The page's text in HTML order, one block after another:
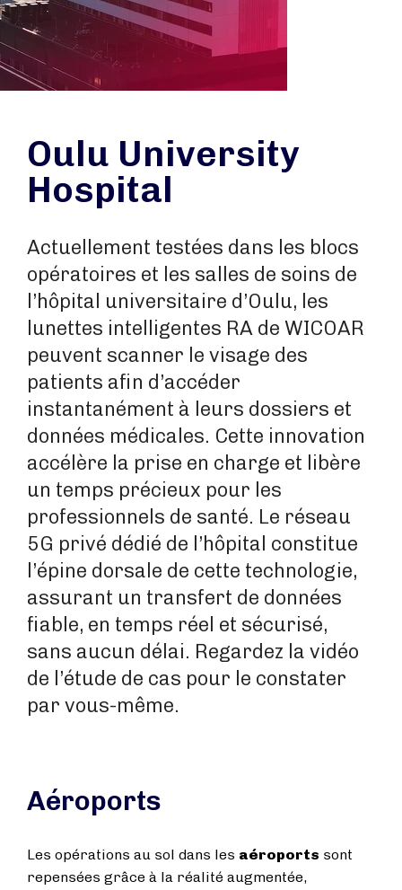
Oulu University
Hospital
Actuellement testées dans les blocs
opératoires et les salles de soins de
l’hôpital universitaire d’Oulu, les
lunettes intelligentes RA de WICOAR
peuvent scanner le visage des
patients afin d’accéder
instantanément à leurs dossiers et
données médicales. Cette innovation
accélère la prise en charge et libère
un temps précieux pour les
professionnels de santé. Le réseau
5G privé dédié de l’hôpital constitue
l’épine dorsale de cette technologie,
assurant un transfert de données
fiable, en temps réel et sécurisé,
sans aucun délai. Regardez la vidéo
de l’étude de cas pour le constater
par vous-même.
Aéroports
Les opérations au sol dans les aéroports sont
repensées grâce à la réalité augmentée,